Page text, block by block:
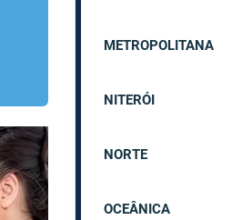
METROPOLITANA
NITERÓI
NORTE
OCEÂNICA